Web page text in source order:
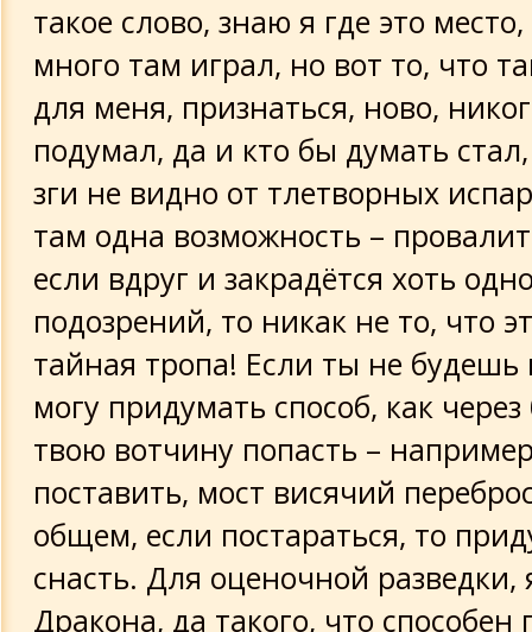
такое слово, знаю я где это место,
много там играл, но вот то, что
для меня, признаться, ново,
подумал, да и кто бы думать
зги не видно от тлетворных
там одна возможность –
если вдруг и закрадётся хоть
подозрений, то никак не то, что
тайная тропа! Если ты не будешь
могу придумать способ, как через
твою вотчину попасть –
поставить, мост висячий
общем, если постараться, то
снасть. Для оценочной разведки,
Дракона, да такого, что способен